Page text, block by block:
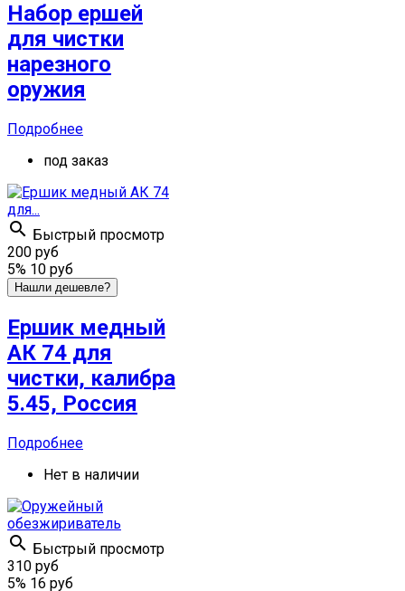
Набор ершей
для чистки
нарезного
оружия
Подробнее
под заказ
 Быстрый просмотр
200 руб
5% 10 руб
Нашли дешевле?
Ершик медный
АК 74 для
чистки, калибра
5.45, Россия
Подробнее
Нет в наличии
 Быстрый просмотр
310 руб
5% 16 руб